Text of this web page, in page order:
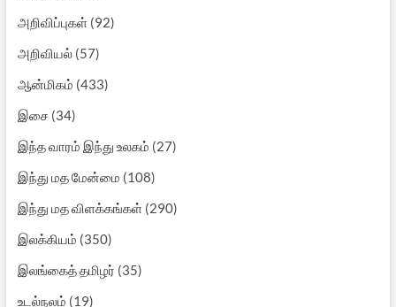
அறிவிப்புகள்(92)
அறிவியல்(57)
ஆன்மிகம் (433)
இசை(34)
இந்த வாரம் இந்து உலகம் (27)
இந்து மத மேன்மை (108)
இந்து மத விளக்கங்கள்(290)
இலக்கியம் (350)
இலங்கைத் தமிழர் (35)
உடல்நலம் (19)